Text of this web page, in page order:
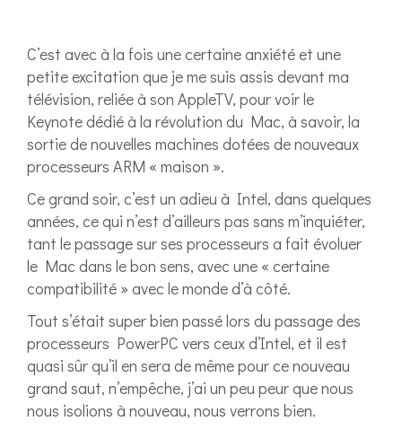
C’est avec à la fois une certaine anxiété et une
petite excitation que je me suis assis devant ma
télévision, reliée à son AppleTV, pour voir le
Keynote dédié à la révolution du Mac, à savoir, la
sortie de nouvelles machines dotées de nouveaux
processeurs ARM « maison ».
Ce grand soir, c’est un adieu à Intel, dans quelques
années, ce qui n’est d’ailleurs pas sans m’inquiéter,
tant le passage sur ses processeurs a fait évoluer
le Mac dans le bon sens, avec une « certaine
compatibilité » avec le monde d’à côté.
Tout s’était super bien passé lors du passage des
processeurs PowerPC vers ceux d’Intel, et il est
quasi sûr qu’il en sera de même pour ce nouveau
grand saut, n’empêche, j’ai un peu peur que nous
nous isolions à nouveau, nous verrons bien.